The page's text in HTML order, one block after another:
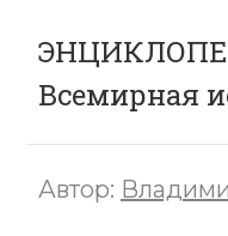
Всемирная
Автор: